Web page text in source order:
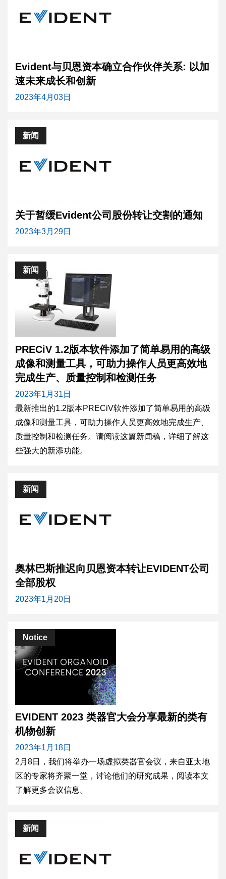
Evident与贝恩资本确立合作伙伴关系: 以加
速未来成长和创新
2023年4月03日
新闻
关于暂缓Evident公司股份转让交割的通知
2023年3月29日
新闻
PRECiV 1.2版本软件添加了简单易用的高级
成像和测量工具，可助力操作人员更高效地
完成生产、质量控制和检测任务
2023年1月31日
最新推出的1.2版本PRECiV软件添加了简单易用的高级
成像和测量工具，可助力操作人员更高效地完成生产、
质量控制和检测任务。请阅读这篇新闻稿，详细了解这
些强大的新添功能。
新闻
奥林巴斯推迟向贝恩资本转让EVIDENT公司
全部股权
2023年1月20日
Notice
EVIDENT 2023 类器官大会分享最新的类有
机物创新
2023年1月18日
2月8日，我们将举办一场虚拟类器官会议，来自亚太地
区的专家将齐聚一堂，讨论他们的研究成果，阅读本文
了解更多会议信息。
新闻